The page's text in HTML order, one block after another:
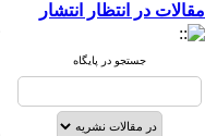
مقالات در انتظار انتشار
جستجو در پایگاه